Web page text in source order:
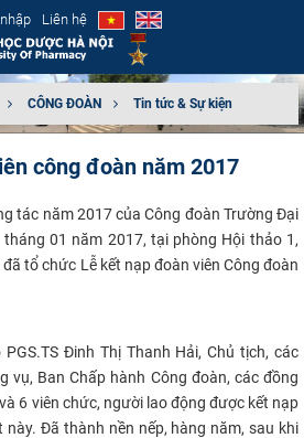
Liên hệ
CÔNG ĐOÀN Tin tức & Sự kiện
công đoàn năm 2017
tác năm 2017 của Công đoàn Trường Đại
01 năm 2017, tại phòng Hội thảo 1,
tổ chức Lễ kết nạp đoàn viên Công đoàn
Đinh Thị Thanh Hải, Chủ tịch, các
vụ, Ban Chấp hành Công đoàn, các đồng
6 viên chức, người lao động được kết nạp
này. Đã thành nền nếp, hàng năm, sau khi